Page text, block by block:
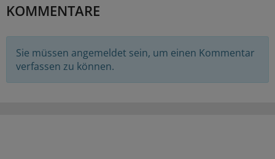
KOMMENTARE
Sie müssen angemeldet sein, um einen Kommentar
verfassen zu können.